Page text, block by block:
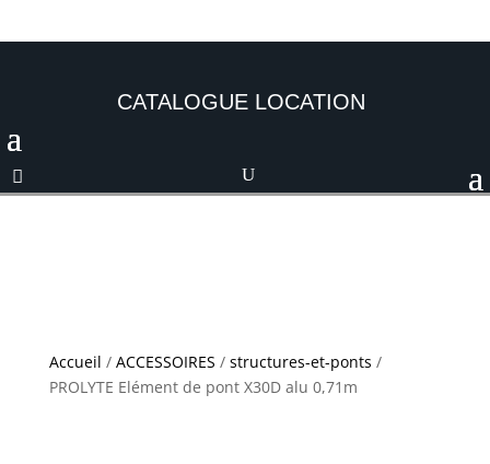
CATALOGUE LOCATION
Accueil / ACCESSOIRES / structures-et-ponts /
PROLYTE Elément de pont X30D alu 0,71m